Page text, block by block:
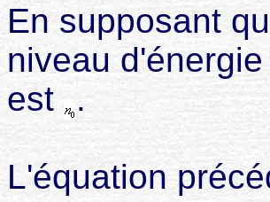
En supposant
niveau d'
est
.
L'équation